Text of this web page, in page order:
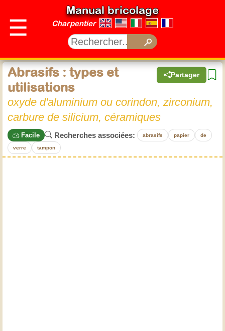
☰
Manual bricolage
Charpentier
Partager
Abrasifs : types et
utilisations
oxyde d'aluminium ou corindon, zirconium,
carbure de silicium, céramiques
Facile Recherches associées: abrasifs papier de
verre tampon